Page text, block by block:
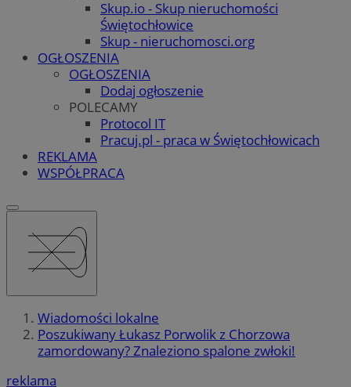
Skup.io - Skup nieruchomości
Świętochłowice
Skup - nieruchomosci.org
OGŁOSZENIA
OGŁOSZENIA
Dodaj ogłoszenie
POLECAMY
Protocol IT
Pracuj.pl - praca w Świętochłowicach
REKLAMA
WSPÓŁPRACA
Wiadomości lokalne
Poszukiwany Łukasz Porwolik z Chorzowa
zamordowany? Znaleziono spalone zwłoki!
reklama